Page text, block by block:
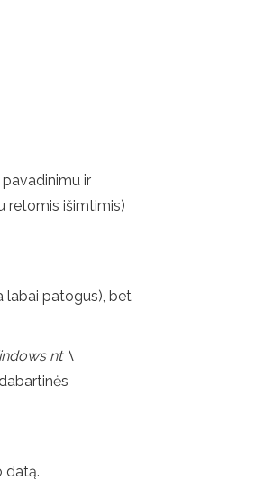
ir
retomis išimtimis)
labai patogus), bet
nt \
datą.